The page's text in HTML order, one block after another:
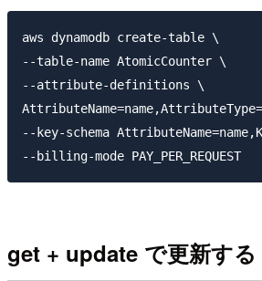
aws dynamodb create-table \
--table-name AtomicCounter \
--attribute-definitions \
--key-schema
get + update で更新す